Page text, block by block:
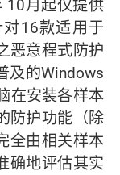
10月起仅提供
16款适用于
恶意程式防护
及的Windows
在安装各样本
防护功能（除
全由相关样本
确地评估其实